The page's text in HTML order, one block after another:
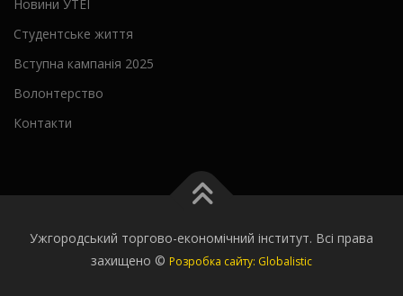
Новини УТЕІ
Студентське життя
Вступна кампанія 2025
Волонтерство
Контакти
Ужгородський торгово-економічний інститут. Всі права
захищено © Розробка сайту: Globalistic